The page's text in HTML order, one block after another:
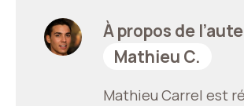
À propos de
Mathieu C.
Mathieu Carrel est